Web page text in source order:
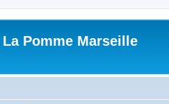
Pomme Marseille